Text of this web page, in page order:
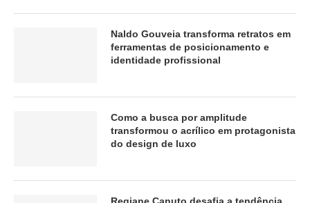
Naldo Gouveia transforma retratos em
ferramentas de posicionamento e
identidade profissional
Como a busca por amplitude
transformou o acrílico em protagonista
do design de luxo
Regiane Canuto desafia a tendência